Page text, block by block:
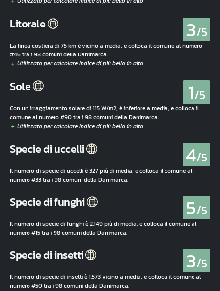
Litorale 3/5
La linea costiera di 75 km è vicino a media, e colloca il comune al numero
#46 tra i 98 comuni della Danimarca.
Sole 1/5
Con un irraggiamento solare di 115 W/m2, è inferiore a media, e colloca il
comune al numero #90 tra i 98 comuni della Danimarca.
Specie di uccelli 4/5
Il numero di specie di uccelli è 327 più di media, e colloca il comune al
numero #33 tra i 98 comuni della Danimarca.
Specie di funghi 5/5
Il numero di specie di funghi è 2.149 più di media, e colloca il comune al
numero #15 tra i 98 comuni della Danimarca.
Specie di insetti 3/5
Il numero di specie di insetti è 1.573 vicino a media, e colloca il comune al
numero #50 tra i 98 comuni della Danimarca.